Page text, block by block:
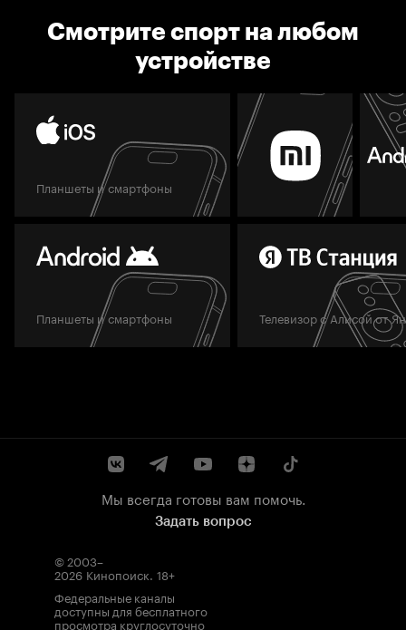
Смотрите спорт на любом
устройстве
Планшеты и смартфоны
Планшеты и смартфоны Телевизор с Алисой от
Мы всегда готовы вам помочь.
Задать вопрос
© 2003–
2026 Кинопоиск. 18+
Федеральные каналы
доступны для бесплатного
просмотра круглосуточно